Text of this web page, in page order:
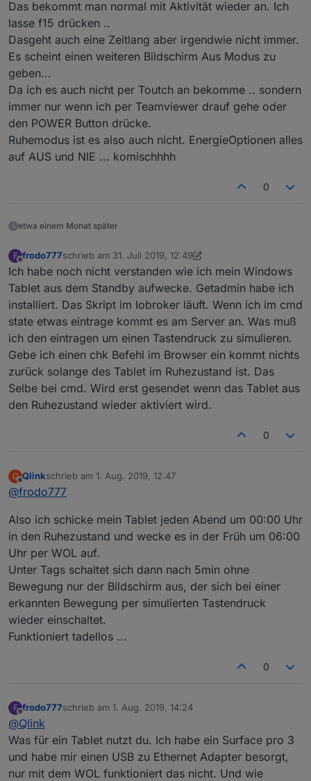
Das bekommt man normal mit Aktivität wieder an. Ich
lasse f15 drücken ..
Dasgeht auch eine Zeitlang aber irgendwie nicht immer.
Es scheint einen weiteren Bildschirm Aus Modus zu
geben...
Da ich es auch nicht per Toutch an bekomme .. sondern
immer nur wenn ich per Teamviewer drauf gehe oder
den POWER Button drücke.
Ruhemodus ist es also auch nicht. EnergieOptionen alles
auf AUS und NIE ... komischhhh
0
etwa einem Monat später
F
Offline
frodo777schrieb am 31. Juli 2019, 12:49
zuletzt editiert von frodo777
Ich habe noch nicht verstanden wie ich mein Windows
Tablet aus dem Standby aufwecke. Getadmin habe ich
installiert. Das Skript im Iobroker läuft. Wenn ich im cmd
state etwas eintrage kommt es am Server an. Was muß
ich den eintragen um einen Tastendruck zu simulieren.
Gebe ich einen chk Befehl im Browser ein kommt nichts
zurück solange des Tablet im Ruhezustand ist. Das
Selbe bei cmd. Wird erst gesendet wenn das Tablet aus
den Ruhezustand wieder aktiviert wird.
0
Q
Offline
Qlinkschrieb am 1. Aug. 2019, 12:47
zuletzt editiert von
@frodo777
Also ich schicke mein Tablet jeden Abend um 00:00 Uhr
in den Ruhezustand und wecke es in der Früh um 06:00
Uhr per WOL auf.
Unter Tags schaltet sich dann nach 5min ohne
Bewegung nur der Bildschirm aus, der sich bei einer
erkannten Bewegung per simulierten Tastendruck
wieder einschaltet.
Funktioniert tadellos ...
0
F
Offline
frodo777schrieb am 1. Aug. 2019, 14:24
zuletzt editiert von
@Qlink
Was für ein Tablet nutzt du. Ich habe ein Surface pro 3
und habe mir einen USB zu Ethernet Adapter besorgt,
nur mit dem WOL funktioniert das nicht. Und wie